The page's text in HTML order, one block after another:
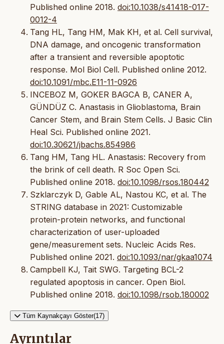
Published online 2018. doi:10.1038/s41418-017-
0012-4
Tang HL, Tang HM, Mak KH, et al. Cell survival,
DNA damage, and oncogenic transformation
after a transient and reversible apoptotic
response. Mol Biol Cell. Published online 2012.
doi:10.1091/mbc.E11-11-0926
INCEBOZ M, GOKER BAGCA B, CANER A,
GÜNDÜZ C. Anastasis in Glioblastoma, Brain
Cancer Stem, and Brain Stem Cells. J Basic Clin
Heal Sci. Published online 2021.
doi:10.30621/jbachs.854986
Tang HM, Tang HL. Anastasis: Recovery from
the brink of cell death. R Soc Open Sci.
Published online 2018. doi:10.1098/rsos.180442
Szklarczyk D, Gable AL, Nastou KC, et al. The
STRING database in 2021: Customizable
protein-protein networks, and functional
characterization of user-uploaded
gene/measurement sets. Nucleic Acids Res.
Published online 2021. doi:10.1093/nar/gkaa1074
Campbell KJ, Tait SWG. Targeting BCL-2
regulated apoptosis in cancer. Open Biol.
Published online 2018. doi:10.1098/rsob.180002
Tüm Kaynakçayı Göster(17)
Ayrıntılar